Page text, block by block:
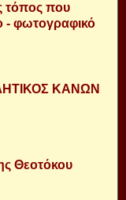
τόπος που
- φωτογραφικό
ΚΑΝΩΝ
Θεοτόκου